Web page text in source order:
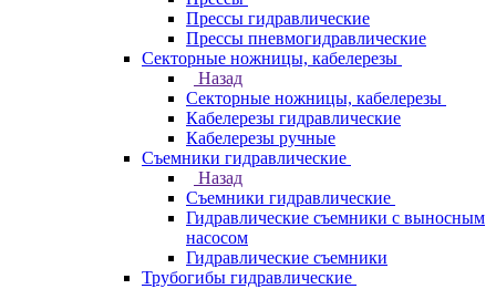
Прессы гидравлические
Прессы пневмогидравлические
Секторные ножницы, кабелерезы
Назад
Секторные ножницы, кабелерезы
Кабелерезы гидравлические
Кабелерезы ручные
Съемники гидравлические
Назад
Съемники гидравлические
Гидравлические cъемники с выносным
насосом
Гидравлические съемники
Трубогибы гидравлические